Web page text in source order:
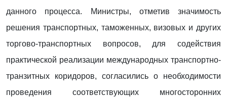
данного процесса. Министры, отметив значимость
решения транспортных, таможенных, визовых и других
торгово-транспортных вопросов, для содействия
практической реализации международных транспортно-
транзитных коридоров, согласились о необходимости
проведения соответствующих многосторонних